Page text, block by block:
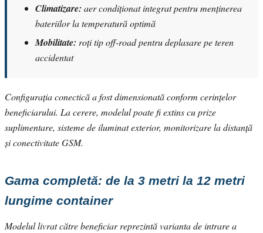
Climatizare: aer condiționat integrat pentru menținerea
bateriilor la temperatură optimă
Mobilitate: roți tip off-road pentru deplasare pe teren
accidentat
Configurația conectică a fost dimensionată conform cerințelor
beneficiarului. La cerere, modelul poate fi extins cu prize
suplimentare, sisteme de iluminat exterior, monitorizare la distanță
și conectivitate GSM.
Gama completă: de la 3 metri la 12 metri
lungime container
Modelul livrat către beneficiar reprezintă varianta de intrare a